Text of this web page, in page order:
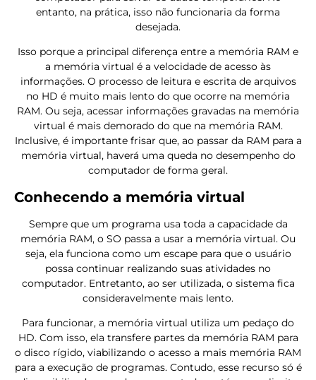
entanto, na prática, isso não funcionaria da forma
desejada.
Isso porque a principal diferença entre a memória RAM e
a memória virtual é a velocidade de acesso às
informações. O processo de leitura e escrita de arquivos
no HD é muito mais lento do que ocorre na memória
RAM. Ou seja, acessar informações gravadas na memória
virtual é mais demorado do que na memória RAM.
Inclusive, é importante frisar que, ao passar da RAM para a
memória virtual, haverá uma queda no desempenho do
computador de forma geral.
Conhecendo a memória virtual
Sempre que um programa usa toda a capacidade da
memória RAM, o SO passa a usar a memória virtual. Ou
seja, ela funciona como um escape para que o usuário
possa continuar realizando suas atividades no
computador. Entretanto, ao ser utilizada, o sistema fica
consideravelmente mais lento.
Para funcionar, a memória virtual utiliza um pedaço do
HD. Com isso, ela transfere partes da memória RAM para
o disco rígido, viabilizando o acesso a mais memória RAM
para a execução de programas. Contudo, esse recurso só é